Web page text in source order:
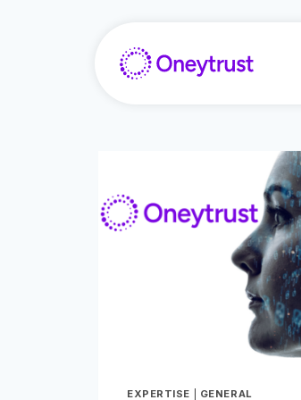
EXPERTISE GENERAL